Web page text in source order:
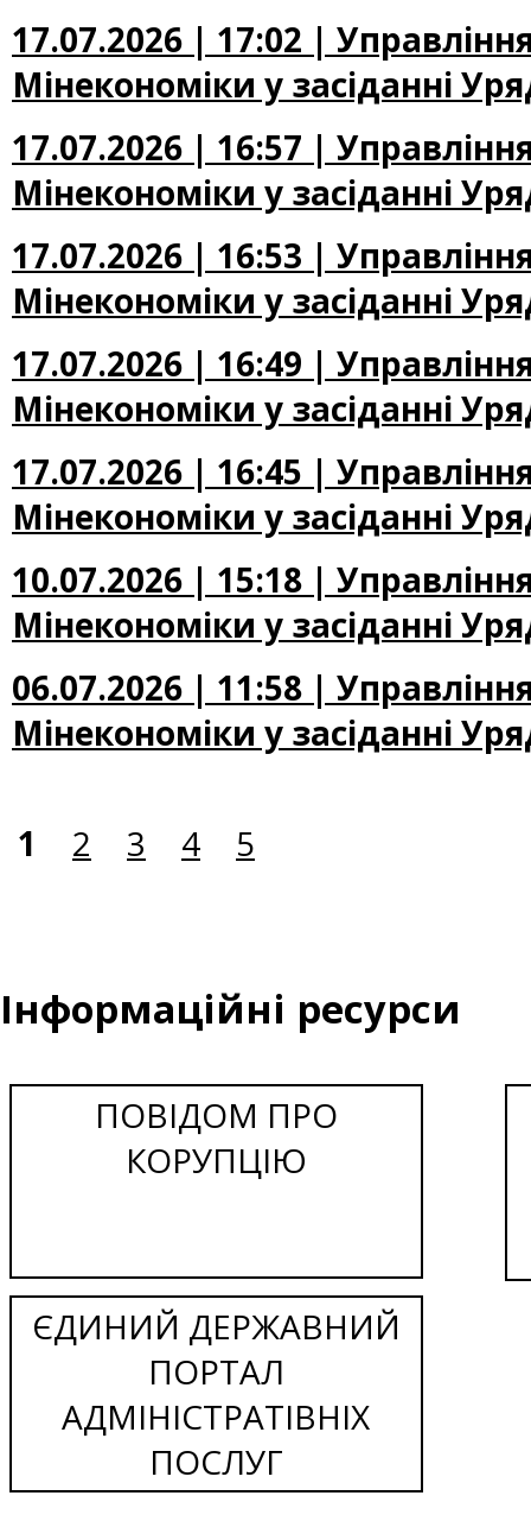
17.07.2026 | 17:02 |
Мінекономіки у засіданні
17.07.2026 | 16:57 |
Мінекономіки у засіданні
17.07.2026 | 16:53 |
Мінекономіки у засіданні
17.07.2026 | 16:49 |
Мінекономіки у засіданні
17.07.2026 | 16:45 |
Мінекономіки у засіданні
10.07.2026 | 15:18 |
Мінекономіки у засіданні
06.07.2026 | 11:58 |
Мінекономіки у засіданні
1 2 3 4 5
Інформаційні ресурси
ПОВІДОМ ПРО
КОРУПЦІЮ
ЄДИНИЙ ДЕРЖАВНИЙ
ПОРТАЛ
АДМІНІСТРАТІВНІХ
ПОСЛУГ